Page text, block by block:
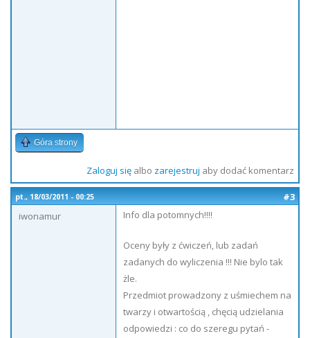
Góra strony
Zaloguj sięalbo zarejestruj aby dodać komentarz
pt., 18/03/2011 - 00:25
#3
iwonamur
Info dla potomnych!!!!
Oceny były z ćwiczeń, lub zadań
zadanych do wyliczenia !!! Nie bylo tak
żle.
Przedmiot prowadzony z uśmiechem na
twarzy i otwartością , chęcią udzielania
odpowiedzi : co do szeregu pytań -